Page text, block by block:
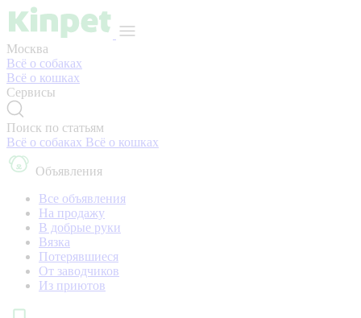
Москва
Всё о собаках
Всё о кошках
Сервисы
Поиск по статьям
Всё о собаках Всё о кошках
Объявления
Все объявления
На продажу
В добрые руки
Вязка
Потерявшиеся
От заводчиков
Из приютов